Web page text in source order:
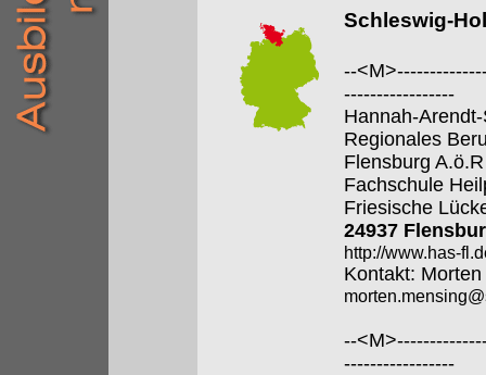
Schleswig-
--
-----------------
Hannah-
Regionales
Flensburg A.ö.R
Fachschule
Friesische
24937
http://www.has-
Kontakt:
--
-----------------